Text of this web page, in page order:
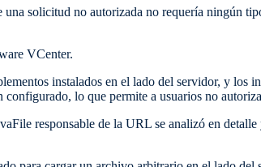
solicitud no autorizada no requería ningún
VCenter.
instalados en el lado del servidor, y los
configurado, lo que permite a usuarios no
responsable de la URL se analizó en